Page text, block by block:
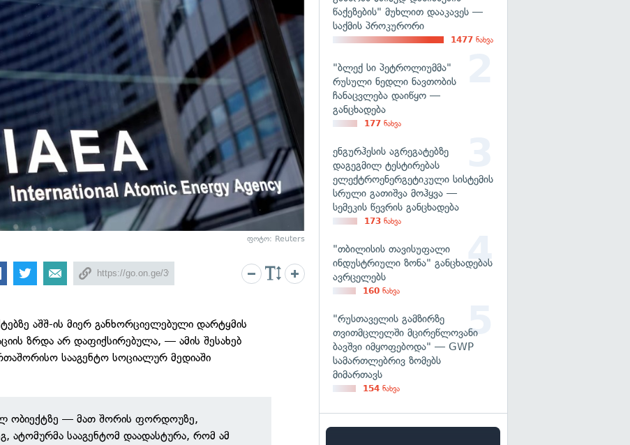
ფოტო: Reuters
აშშ-ის მიერ განხორციელებული დარტყმის
ზრდა არ დაფიქსირებულა, — ამის შესახებ
სააგენტო სოციალურ მედიაში
ობიექტზე — მათ შორის ფორდოუზე,
ატომურმა სააგენტომ დაადასტურა, რომ ამ
წაქეზების" მუხლით დააკავეს —
საქმის პროკურორი
1477 ნახვა
"ბლექ სი პეტროლიუმმა"
რუსული ნედლი ნავთობის
ჩანაცვლება დაიწყო —
განცხადება
177 ნახვა
ენგურჰესის აგრეგატებზე
დაგეგმილ ტესტირებას
ელექტროენერგეტიკული სისტემის
სრული გათიშვა მოჰყვა —
სემეკის წევრის განცხადება
173 ნახვა
"თბილისის თავისუფალი
ინდუსტრიული ზონა" განცხადებას
ავრცელებს
160 ნახვა
"რუსთაველის გამზირზე
თვითმცლელში მცირეწლოვანი
ბავშვი იმყოფებოდა" — GWP
სამართლებრივ ზომებს
მიმართავს
154 ნახვა